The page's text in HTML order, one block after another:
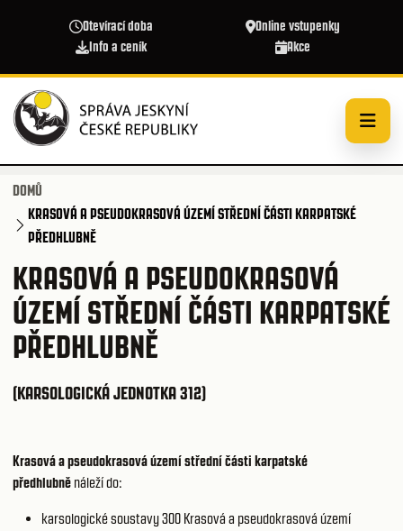
Otevírací doba
Online vstupenky
Info a ceník
Akce
DOMŮ
KRASOVÁ A PSEUDOKRASOVÁ ÚZEMÍ STŘEDNÍ ČÁSTI KARPATSKÉ
PŘEDHLUBNĚ
KRASOVÁ A PSEUDOKRASOVÁ
ÚZEMÍ STŘEDNÍ ČÁSTI KARPATSKÉ
PŘEDHLUBNĚ
(KARSOLOGICKÁ JEDNOTKA 312)
Krasová a pseudokrasová území střední části karpatské
předhlubně náleží do:
karsologické soustavy 300 Krasová a pseudokrasová území